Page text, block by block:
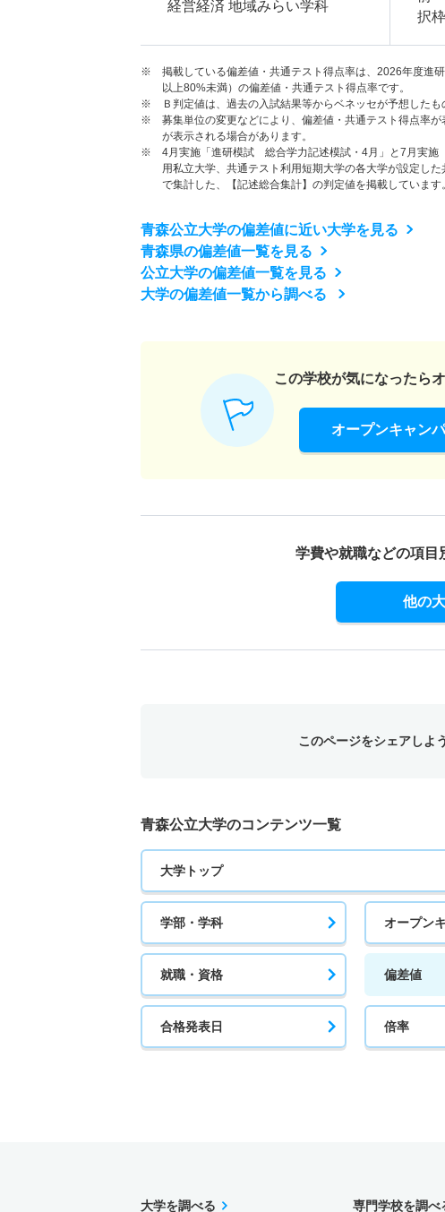
経営経済 地域みらい学科
択枠
※ 掲載している偏差値・共通テスト得点率は、2026年度進
以上80%未満）の偏差値・共通テスト得点率です。
※ Ｂ判定値は、過去の入試結果等からベネッセが予想したも
※ 募集単位の変更などにより、偏差値・共通テスト得点率が
が表示される場合があります。
※ 4月実施「進研模試 総合学力記述模試・4月」と7月実施
用私立大学、共通テスト利用短期大学の各大学が設定し
で集計した、【記述総合集計】の判定値を掲載しています。
青森公立大学の偏差値に近い大学を見る
青森県の偏差値一覧を見る
公立大学の偏差値一覧を見る
大学の偏差値一覧から調べる
この学校が気になったら
オープンキャン
学費や就職などの項目
他の
このページをシェアしよう
青森公立大学のコンテンツ一覧
大学トップ
学部・学科 オープン
就職・資格 偏差値
合格発表日 倍率
大学を調べる 専門学校を調べ